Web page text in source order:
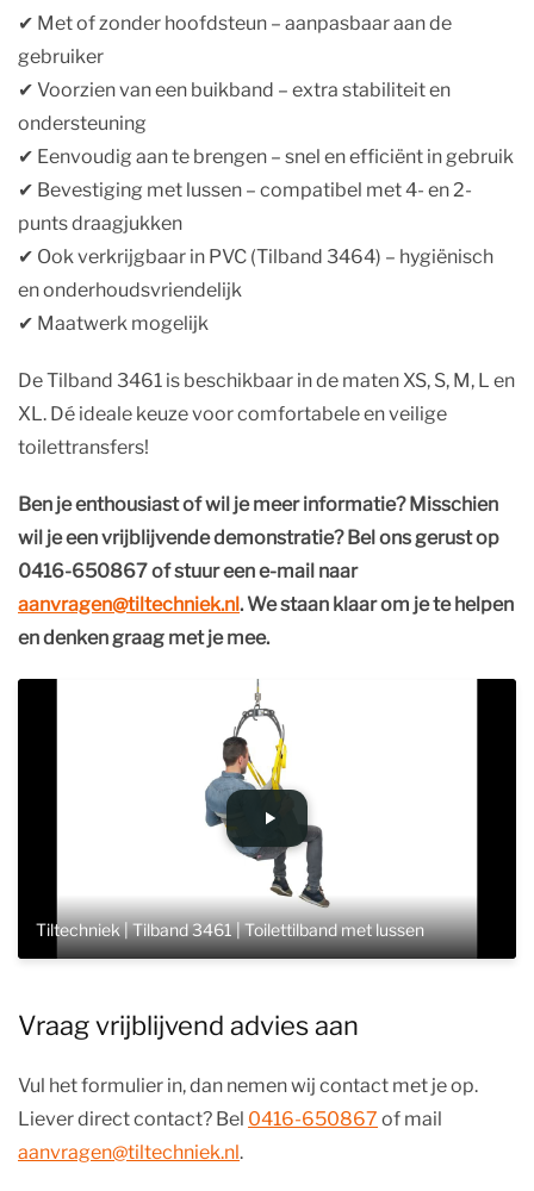
✔︎ Met of zonder hoofdsteun – aanpasbaar aan de
gebruiker
✔︎ Voorzien van een buikband – extra stabiliteit en
ondersteuning
✔︎ Eenvoudig aan te brengen – snel en efficiënt in gebruik
✔︎ Bevestiging met lussen – compatibel met 4- en 2-
punts draagjukken
✔︎ Ook verkrijgbaar in PVC (Tilband 3464) – hygiënisch
en onderhoudsvriendelijk
✔︎ Maatwerk mogelijk
De Tilband 3461 is beschikbaar in de maten XS, S, M, L en
XL. Dé ideale keuze voor comfortabele en veilige
toilettransfers!
Ben je enthousiast of wil je meer informatie? Misschien
wil je een vrijblijvende demonstratie? Bel ons gerust op
0416-650867 of stuur een e-mail naar
aanvragen@tiltechniek.nl. We staan klaar om je te helpen
en denken graag met je mee.
Tiltechniek | Tilband 3461 | Toilettilband met lussen
Vraag vrijblijvend advies aan
Vul het formulier in, dan nemen wij contact met je op.
Liever direct contact? Bel 0416-650867 of mail
aanvragen@tiltechniek.nl.